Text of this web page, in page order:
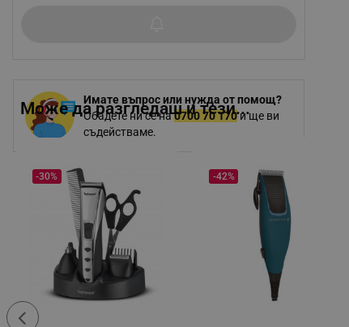
Имате въпрос или нужда от помощ?
Обадете ни се на0700 70 170и ще ви
съдействаме.
Може да разгледаш и тези...
-30% -42%